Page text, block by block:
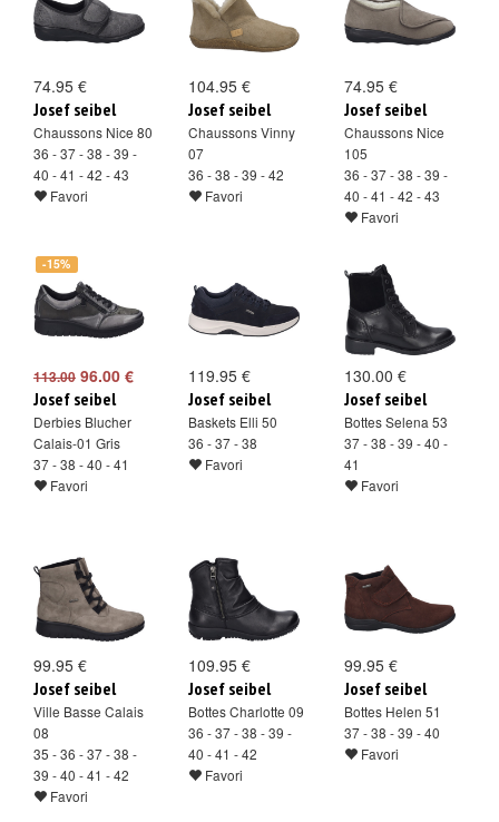
74.95 €
Josef seibel
Chaussons Nice 80
36 - 37 - 38 - 39 -
40 - 41 - 42 - 43
Favori
104.95 €
Josef seibel
Chaussons Vinny
07
36 - 38 - 39 - 42
Favori
74.95 €
Josef seibel
Chaussons Nice
105
36 - 37 - 38 - 39 -
40 - 41 - 42 - 43
Favori
-15%
113.00 96.00 €
Josef seibel
Derbies Blucher
Calais-01 Gris
37 - 38 - 40 - 41
Favori
119.95 €
Josef seibel
Baskets Elli 50
36 - 37 - 38
Favori
130.00 €
Josef seibel
Bottes Selena 53
37 - 38 - 39 - 40 -
41
Favori
99.95 €
Josef seibel
Ville Basse Calais
08
35 - 36 - 37 - 38 -
39 - 40 - 41 - 42
Favori
109.95 €
Josef seibel
Bottes Charlotte 09
36 - 37 - 38 - 39 -
40 - 41 - 42
Favori
99.95 €
Josef seibel
Bottes Helen 51
37 - 38 - 39 - 40
Favori